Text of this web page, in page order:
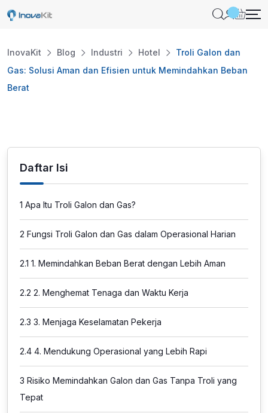
Skip
InovaKit Blog Industri Hotel
Troli Galon dan
Gas: Solusi Aman dan Efisien untuk Memindahkan Beban
Berat
Daftar Isi
1 Apa Itu Troli Galon dan Gas?
2 Fungsi Troli Galon dan Gas dalam Operasional Harian
2.1 1. Memindahkan Beban Berat dengan Lebih Aman
2.2 2. Menghemat Tenaga dan Waktu Kerja
2.3 3. Menjaga Keselamatan Pekerja
2.4 4. Mendukung Operasional yang Lebih Rapi
3 Risiko Memindahkan Galon dan Gas Tanpa Troli yang
Tepat